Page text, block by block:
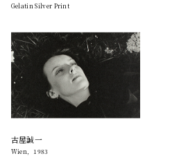
Gelatin Silver Print
古屋誠一
Wien，1983